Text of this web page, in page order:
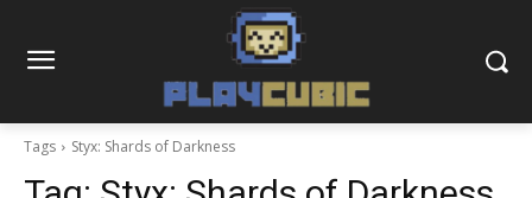
Tags Styx: Shards of Darkness